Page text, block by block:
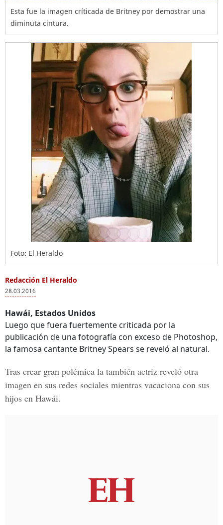
Esta fue la imagen críticada de Britney por demostrar una
diminuta cintura.
Foto: El Heraldo
Redacción El Heraldo
28.03.2016
Hawái, Estados Unidos
Luego que fuera fuertemente criticada por la
publicación de una fotografía con exceso de Photoshop,
la famosa cantante Britney Spears se reveló al natural.
Tras crear gran polémica la también actriz reveló otra
imagen en sus redes sociales mientras vacaciona con sus
hijos en Hawái.